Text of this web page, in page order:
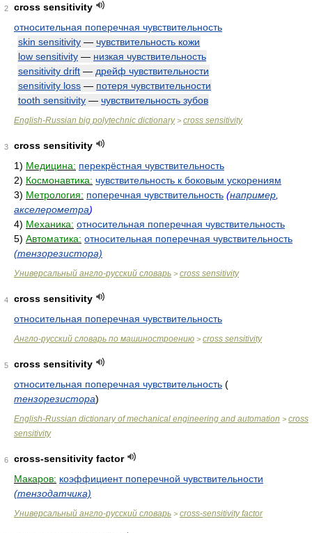
2
cross sensitivity
относительная поперечная чувствительность
skin sensitivity — чувствительность кожи
low sensitivity — низкая чувствительность
sensitivity drift — дрейф чувствительности
sensitivity loss — потеря чувствительности
tooth sensitivity — чувствительность зубов
English-Russian big polytechnic dictionary> cross sensitivity
3
cross sensitivity
1) Медицина: перекрёстная чувствительность
2) Космонавтика: чувствительность к боковым ускорениям
3) Метрология: поперечная чувствительность (например
акселерометра)
4) Механика: относительная поперечная чувствительность
5) Автоматика: относительная поперечная чувствительность
(тензорезистора)
Универсальный англо-русский словарь > cross sensitivity
4
cross sensitivity
относительная поперечная чувствительность
Англо-русский словарь по машиностроению > cross sensitivity
5
cross sensitivity
относительная поперечная чувствительность (
тензорезистора)
English-Russian dictionary of mechanical engineering and automation > cross
sensitivity
6
cross-sensitivity factor
Макаров: коэффициент поперечной чувствительности
(тензодатчика)
Универсальный англо-русский словарь > cross-sensitivity factor